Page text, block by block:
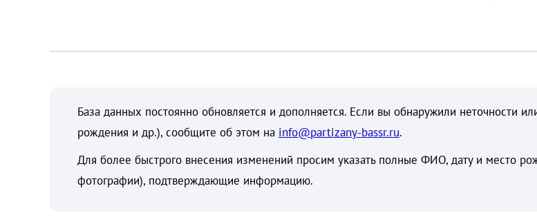
База данных постоянно обновляется и дополняется. Если вы обнаружили неточности
рождения и др.), сообщите об этом на info@partizany-bassr.ru.
Для более быстрого внесения изменений просим указать полные ФИО, дату и место
фотографии), подтверждающие информацию.